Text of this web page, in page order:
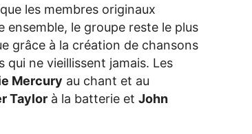
les membres originaux
ensemble, le groupe reste le plus
grâce à la création de chansons
ne vieillissent jamais. Les
Mercury au chant et au
Taylor à la batterie et John